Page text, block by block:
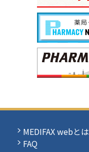
MEDIFAX webとは
FAQ